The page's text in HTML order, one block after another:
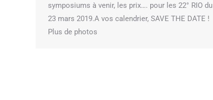
symposiums à venir, les prix…. pour les 22° RIO du
23 mars 2019.A vos calendrier, SAVE THE DATE !
Plus de photos